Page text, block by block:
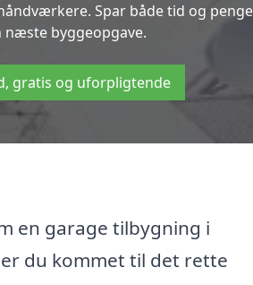
Spar både tid og penge
næste byggeopgave.
gratis og uforpligtende
en garage tilbygning i
du kommet til det rette